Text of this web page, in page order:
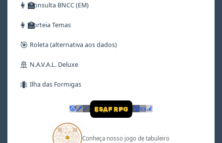
👩‍🏫Consulta BNCC (EM)
👩‍🏫Sorteia Temas
🎯 Roleta (alternativa aos dados)
🚢 N.A.V.A.L. Deluxe
🐜 Ilha das Formigas
🤡 🗡🪄 ESAF RPG 👹📜🦼
Conheça nosso jogo de tabuleiro